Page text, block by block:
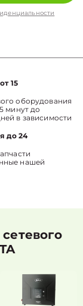
15
оборудования
минут до
в зависимости
до 24
нашей